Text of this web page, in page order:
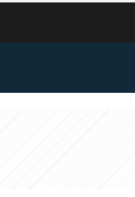
DE BITCOIN Y